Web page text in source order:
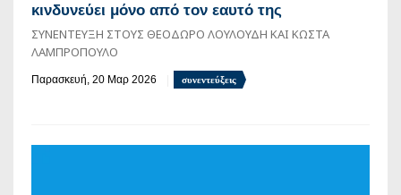
κινδυνεύει μόνο από τον εαυτό της
ΣΥΝΕΝΤΕΥΞΗ ΣΤΟΥΣ ΘΕΟΔΩΡΟ ΛΟΥΛΟΥΔΗ ΚΑΙ ΚΩΣΤΑ
ΛΑΜΠΡΟΠΟΥΛΟ
Παρασκευή, 20 Μαρ 2026 συνεντεύξεις